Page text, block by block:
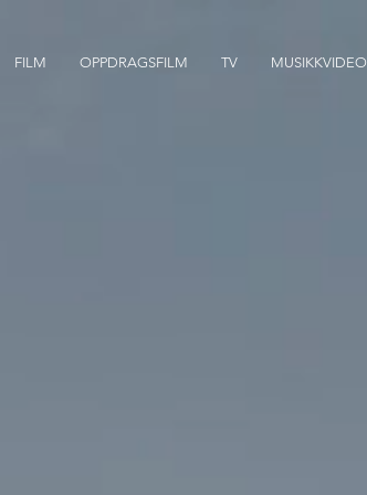
FILM OPPDRAGSFILM TV MUSIKKVIDEO